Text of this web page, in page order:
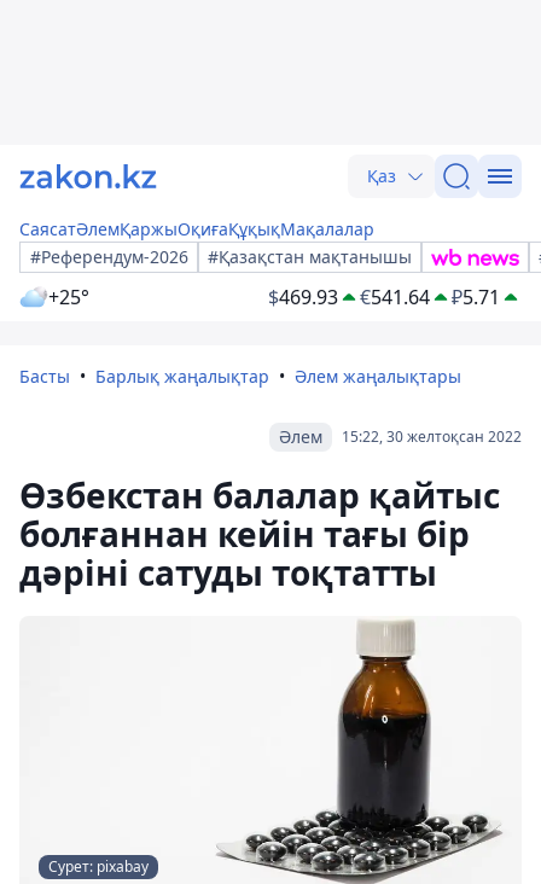
Қаз
СаясатӘлемҚаржыОқиғаҚұқықМақалалар
#Референдум-2026
#Қазақстан мақтанышы
+25° $469.93 €541.64 ₽5.71
Басты Барлық жаңалықтар Әлем жаңалықтары
15:22, 30 желтоқсан 2022
Әлем
Өзбекстан балалар қайтыс
болғаннан кейін тағы бір
дәріні сатуды тоқтатты
Сурет: pixabay